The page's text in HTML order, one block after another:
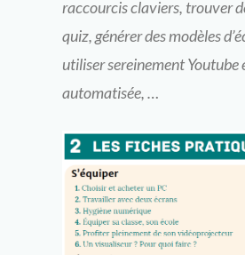
raccourcis claviers, trouver
quiz, générer des modèles
utiliser sereinement Youtube
automatisée, …